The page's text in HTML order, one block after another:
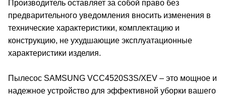
Производитель оставляет за собой право без
предварительного уведомления вносить изменения в
технические характеристики, комплектацию и
конструкцию, не ухудшающие эксплуатационные
характеристики изделия.
Пылесос SAMSUNG VCC4520S3S/XEV – это мощное и
надежное устройство для эффективной уборки вашего